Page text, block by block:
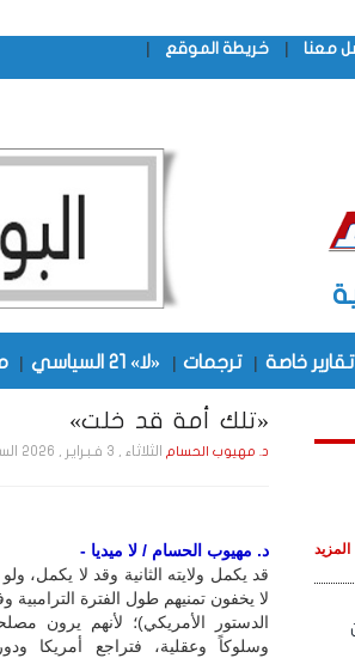
معنا | خريطة الموقع |
تقارير خاصة | ترجمات | «لا» 21 السياسي |
«تلك أمة قد خلت»
د. مهيوب الحسام الثلاثاء , 3 فـبـرايـر , 2026 الساعة 12:07:58 AM
د. مهيوب الحسام / لا ميديا -
قد يكمل ولايته الثانية وقد لا يكمل،
لا يخفون تمنيهم طول الفترة الترامبية
الدستور الأمريكي)؛ لأنهم يرون
وسلوكاً وعقلية، فتراجع أمريكا
المزيد